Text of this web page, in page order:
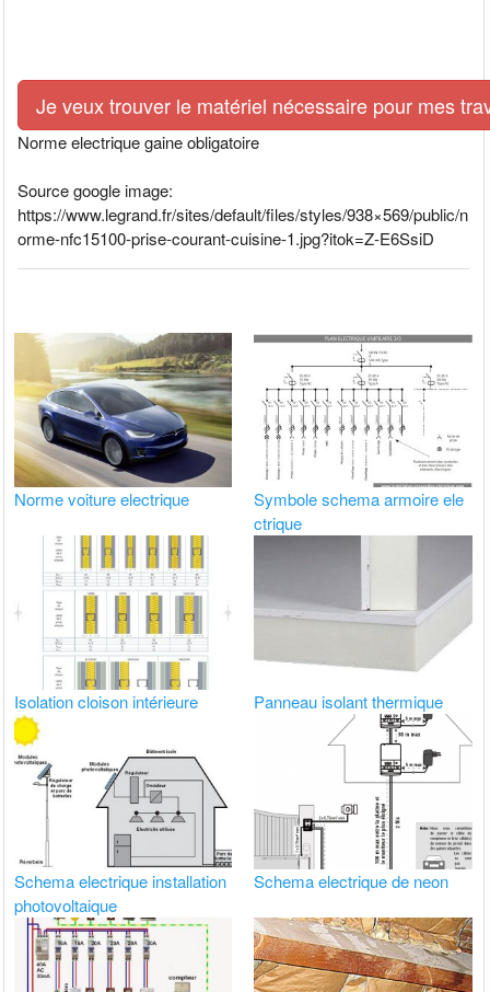
Je veux trouver le matériel nécessaire pour mes
Norme electrique gaine obligatoire
Source google image:
https://www.legrand.fr/sites/default/files/styles/938×569/public/n
orme-nfc15100-prise-courant-cuisine-1.jpg?itok=Z-E6SsiD
Norme voiture electrique
Symbole schema armoire ele
ctrique
Isolation cloison intérieure Panneau isolant thermique
Schema electrique installation
photovoltaique
Schema electrique de neon